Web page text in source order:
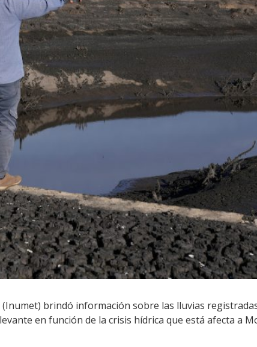
brindó información sobre las lluvias
en función de la crisis hídrica que está afecta a